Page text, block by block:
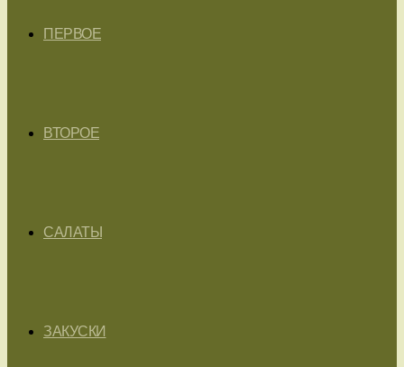
ПЕРВОЕ
ВТОРОЕ
САЛАТЫ
ЗАКУСКИ